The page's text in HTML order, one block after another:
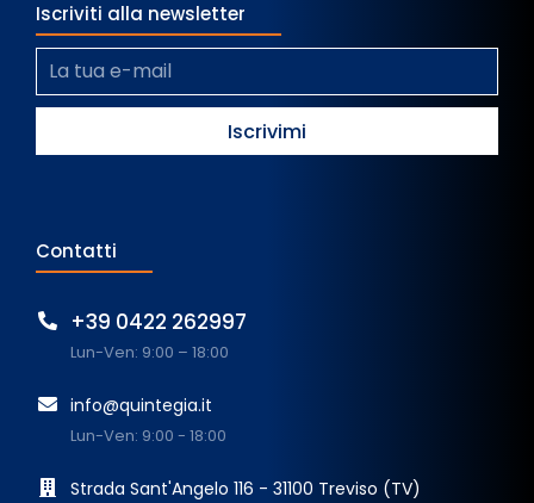
Iscriviti alla newsletter
Contatti
+39 0422 262997
Lun-Ven: 9:00 – 18:00
info@quintegia.it
Lun-Ven: 9:00 - 18:00
Strada Sant'Angelo 116 - 31100 Treviso (TV)